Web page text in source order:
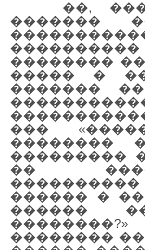
��,
�������
��������
����� �
�������
���
��������
���������
��
������ �
������
��������